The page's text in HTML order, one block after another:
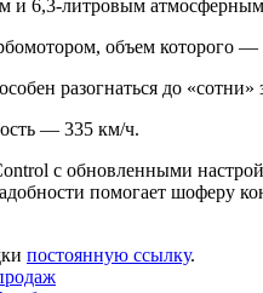
и 6,3-литровым
объем которого —
разогнаться до «сотни»
— 335 км/ч.
с обновленными
помогает шоферу
постоянную ссылку.